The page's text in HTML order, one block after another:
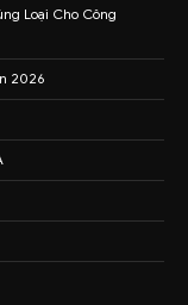
Loại Cho Công
2026